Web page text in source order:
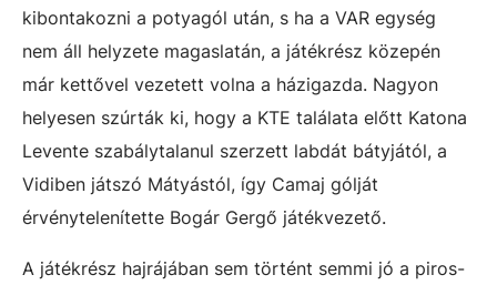
kibontakozni a potyagól után, s ha a VAR egység
nem áll helyzete magaslatán, a játékrész közepén
már kettővel vezetett volna a házigazda. Nagyon
helyesen szúrták ki, hogy a KTE találata előtt Katona
Levente szabálytalanul szerzett labdát bátyjától, a
Vidiben játszó Mátyástól, így Camaj gólját
érvénytelenítette Bogár Gergő játékvezető.
A játékrész hajrájában sem történt semmi jó a piros-